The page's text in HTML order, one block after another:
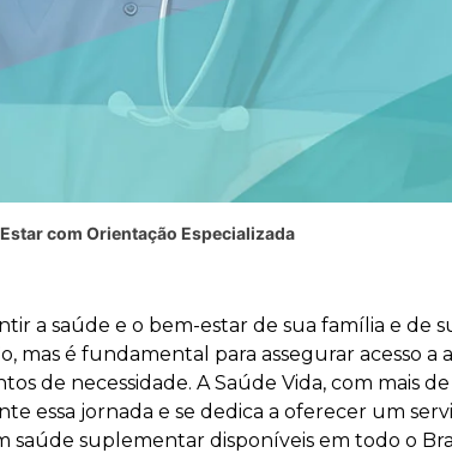
com Orientação Especializada
a saúde e o bem-estar de sua família e de
mas é fundamental para assegurar acesso a
de necessidade. A Saúde Vida, com mais de
essa jornada e se dedica a oferecer um
suplementar disponíveis em todo o